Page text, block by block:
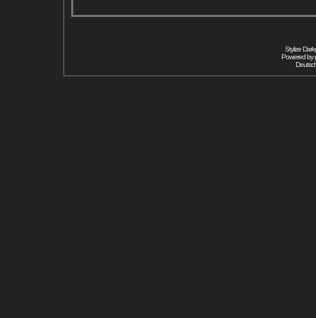
Stylize
Powered by